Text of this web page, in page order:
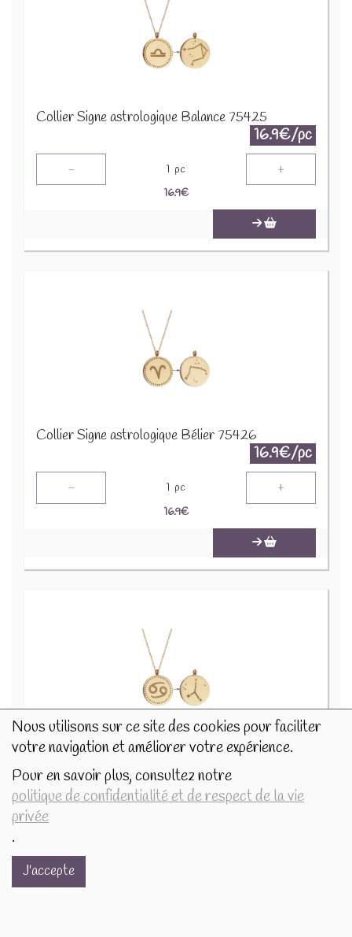
Nous utilisons sur ce site des cookies pour faciliter
votre navigation et améliorer votre expérience.
Pour en savoir plus, consultez notre
politique de confidentialité et de respect de la vie
privée
.
J'accepte
Collier Signe astrologique Balance 75425
16.9€/pc
- 1 pc +
16.9€
Collier Signe astrologique Bélier 75426
16.9€/pc
- 1 pc +
16.9€
Collier Signe astrologique Cancer 75419
- 1 pc +